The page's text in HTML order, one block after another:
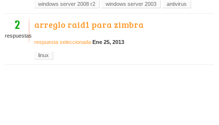
windows server 2008 r2 windows server 2003 antivirus
2
respuestas
arreglo raid1 para zimbra
respuesta seleccionada Ene 25, 2013
linux